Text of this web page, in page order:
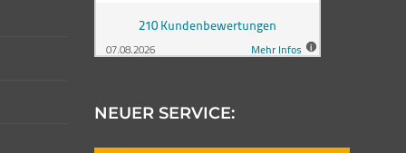
NEUER SERVICE: